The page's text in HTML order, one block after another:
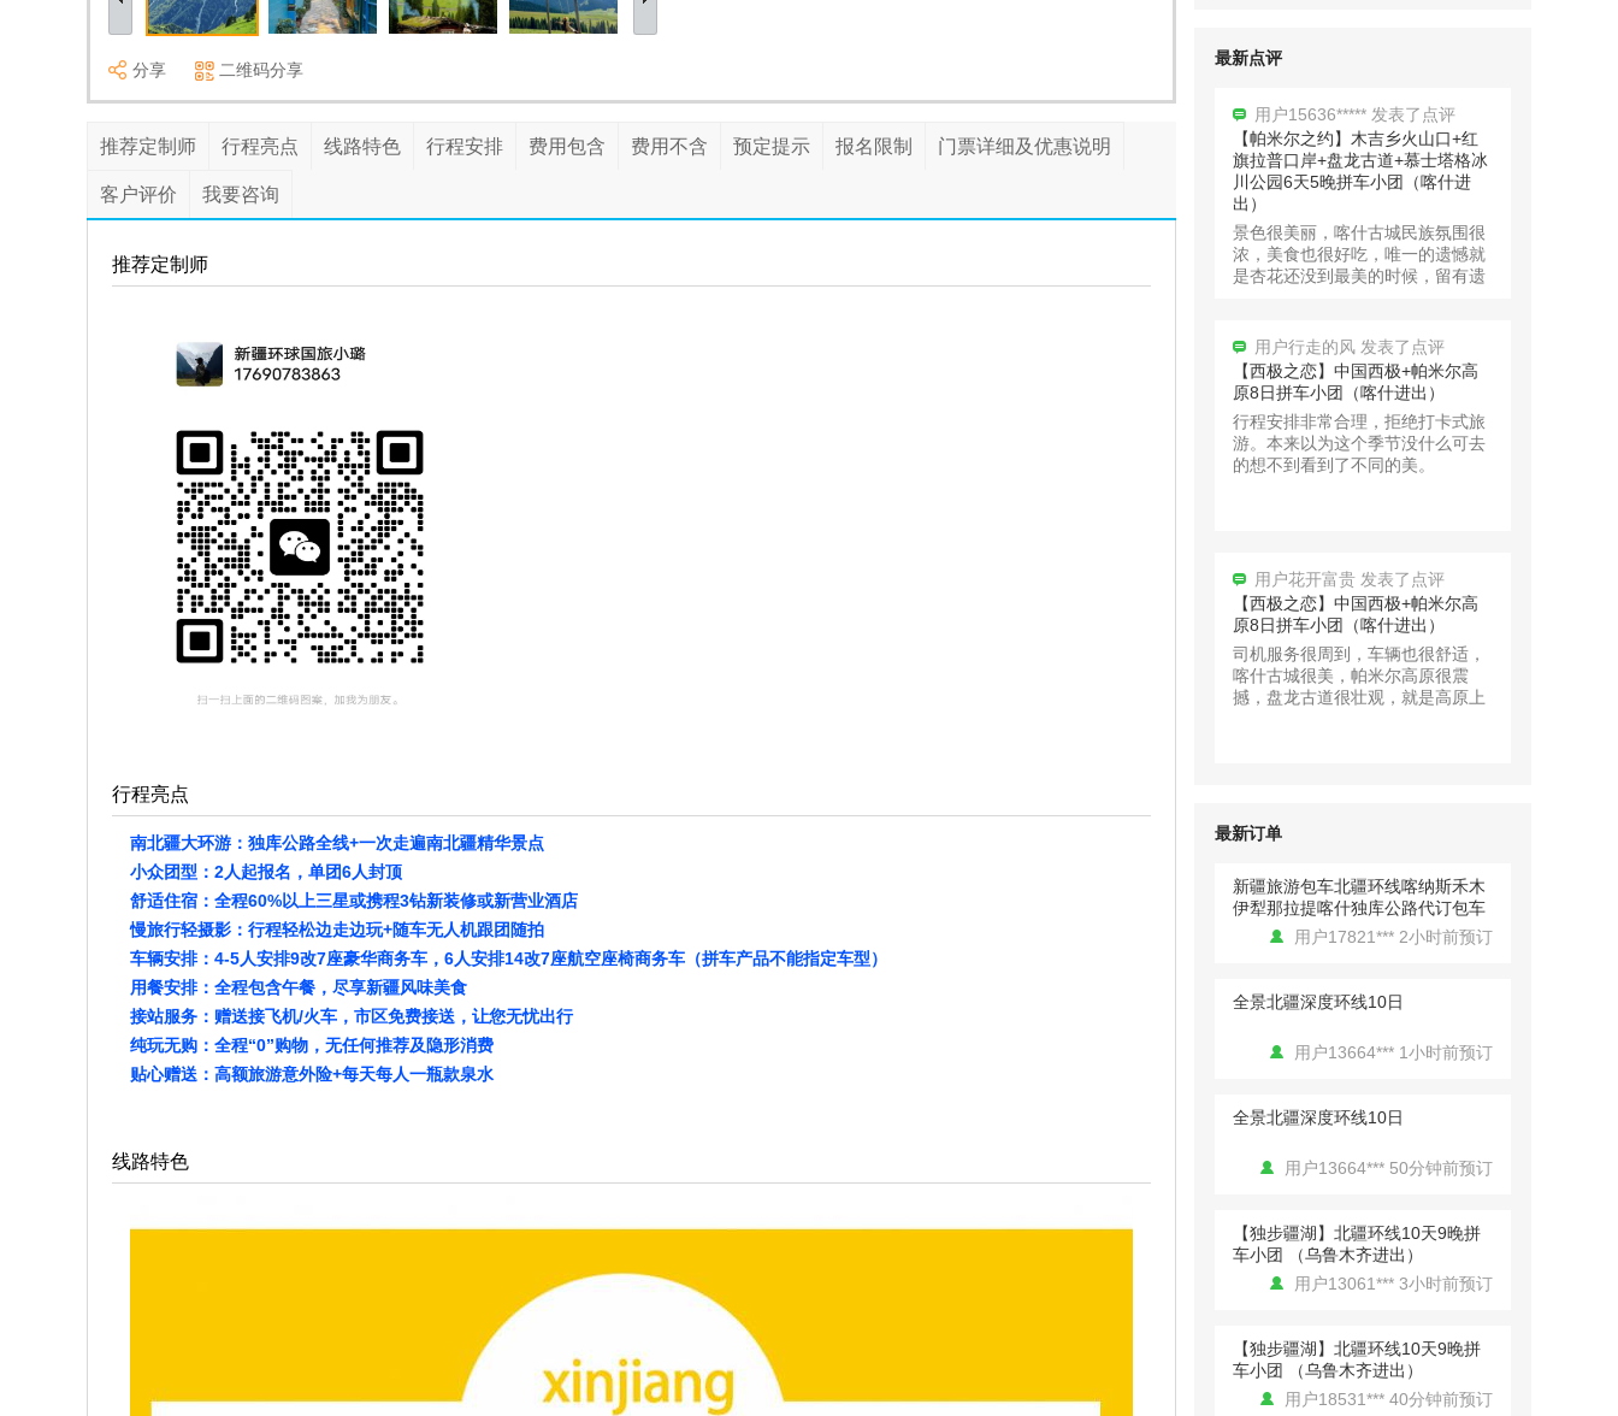
分享 二维码分享
推荐定制师 行程亮点 线路特色 行程安排 费用包含 费用不含 预定提示 报名限制 门票详细及优惠说明
客户评价 我要咨询
推荐定制师
行程亮点
南北疆大环游：独库公路全线+一次走遍南北疆精华景点
小众团型：2人起报名，单团6人封顶
舒适住宿：全程60%以上三星或携程3钻新装修或新营业酒店
慢旅行轻摄影：行程轻松边走边玩+随车无人机跟团随拍
车辆安排：4-5人安排9改7座豪华商务车，6人安排14改7座航空座椅商务车（拼车产品不能指定车型）
用餐安排：全程包含午餐，尽享新疆风味美食
接站服务：赠送接飞机/火车，市区免费接送，让您无忧出行
纯玩无购：全程“0”购物，无任何推荐及隐形消费
贴心赠送：高额旅游意外险+每天每人一瓶款泉水
线路特色
最新点评
川公园6天5晚拼车小团（喀什进
景色很美丽，喀什古城民族氛围很
浓，美食也很好吃，唯一的遗憾就
是杏花还没到最美的时候，留有遗
憾下次再来。
用户行走的风 发表了点评
【西极之恋】中国西极+帕米尔高
原8日拼车小团（喀什进出）
的想不到看到了不同的美。
用户花开富贵 发表了点评
【西极之恋】中国西极+帕米尔高
撼，盘龙古道很壮观，就是高原上
太冷了。建议早点来
用户15636***** 发表了点评
【帕米尔之约】木吉乡火山口+红
浓，美食也很好吃，唯一的遗憾就
是杏花还没到最美的时候，留有遗
用户行走的风 发表了点评
【西极之恋】中国西极+帕米尔高
行程安排非常合理，拒绝打卡式旅
游。本来以为这个季节没什么可去
最新订单
【独步疆湖】北疆环线10天9晚拼
车小团 （乌鲁木齐进出）
用户18531*** 40分钟前预订
【西极之恋】中国西极+帕米尔高
新疆旅游包车北疆环线喀纳斯禾木
伊犁那拉提喀什独库公路代订包车
用户17821*** 2小时前预订
全景北疆深度环线10日
用户13664*** 1小时前预订
全景北疆深度环线10日
用户13664*** 50分钟前预订
【独步疆湖】北疆环线10天9晚拼
用户13061*** 3小时前预订
【独步疆湖】北疆环线10天9晚拼
用户18531*** 40分钟前预订
【西极之恋】中国西极+帕米尔高